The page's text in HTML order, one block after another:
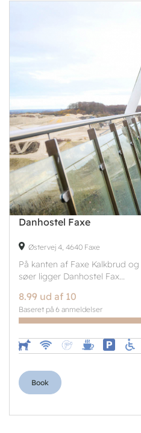
Danhostel Faxe
Østervej 4, 4640 Faxe
På kanten af Faxe Kalkbrud
søer ligger Danhostel Fax...
8.99 ud af 10
Baseret på 6 anmeldelser
Book